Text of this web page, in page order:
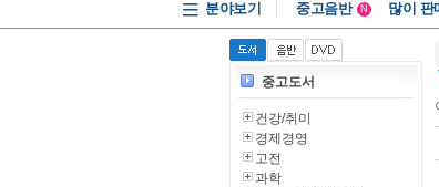
분야보기
중고음반
1천원부터
중고음반
N 많이 판
중고도서
건강/취미
경제경영
고전
과학